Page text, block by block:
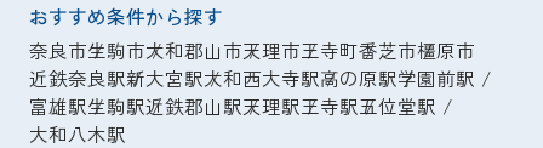
おすすめ条件から探す
奈良市生駒市大和郡山市天理市王寺町香芝市橿原市
近鉄奈良駅新大宮駅大和西大寺駅高の原駅学園前駅
富雄駅生駒駅近鉄郡山駅天理駅王寺駅五位堂駅
大和八木駅